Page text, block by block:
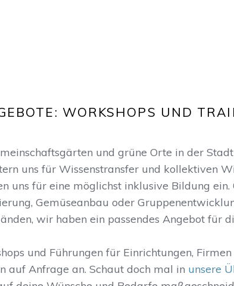
WORKSHOPS UND
und grüne Orte in der
uns für Wissenstransfer und kollektiven
uns für eine möglichst inklusive Bildung ein.
Gemüseanbau oder
wir haben ein passendes Angebot für
und Führungen für Einrichtungen,
auf Anfrage an. Schaut doch mal in unsere